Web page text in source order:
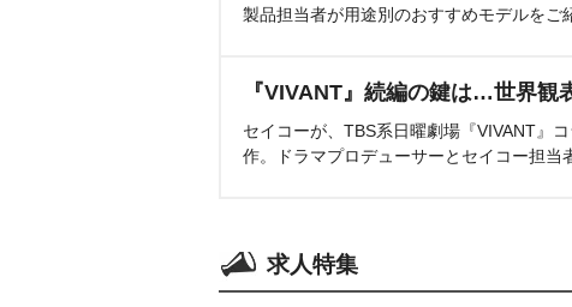
製品担当者が用途別のおすすめモデルをご
『VIVANT』続編の鍵は…世界観
セイコーが、TBS系日曜劇場『VIVANT』
作。ドラマプロデューサーとセイコー担当
求人特集